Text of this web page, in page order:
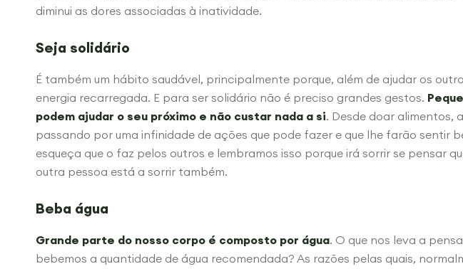
diminui as dores associadas à inatividade.
Seja solidário
É também um hábito saudável, principalmente porque, além de ajudar os
energia recarregada. E para ser solidário não é preciso grandes gestos.
podem ajudar o seu próximo e não custar nada a si. Desde doar alimentos,
passando por uma infinidade de ações que pode fazer e que lhe farão sentir
esqueça que o faz pelos outros e lembramos isso porque irá sorrir se pensar
outra pessoa está a sorrir também.
Beba água
Grande parte do nosso corpo é composto por água. O que nos leva a
bebemos a quantidade de água recomendada? As razões pelas quais,